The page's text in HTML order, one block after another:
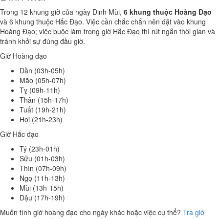
Trong 12 khung giờ của ngày Đinh Mùi, 6 khung thuộc Hoàng Đạo
và 6 khung thuộc Hắc Đạo. Việc cần chắc chắn nên đặt vào khung
Hoàng Đạo; việc buộc làm trong giờ Hắc Đạo thì rút ngắn thời gian và
tránh khởi sự đúng đầu giờ.
Giờ Hoàng đạo
Dần (03h-05h)
Mão (05h-07h)
Tỵ (09h-11h)
Thân (15h-17h)
Tuất (19h-21h)
Hợi (21h-23h)
Giờ Hắc đạo
Tý (23h-01h)
Sửu (01h-03h)
Thìn (07h-09h)
Ngọ (11h-13h)
Mùi (13h-15h)
Dậu (17h-19h)
Muốn tính giờ hoàng đạo cho ngày khác hoặc việc cụ thể? Tra giờ